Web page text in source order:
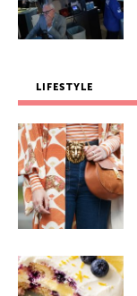
LIFESTYLE